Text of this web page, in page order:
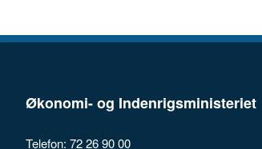
Økonomi- og Indenrigsministeriet
Telefon: 72 26 90 00